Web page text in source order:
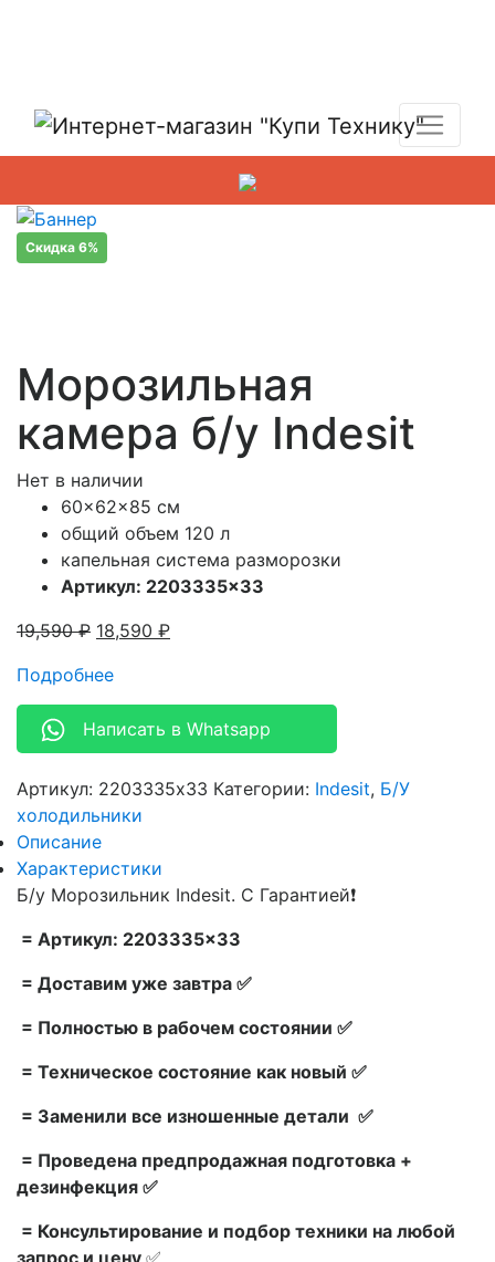
Скидка 6%
Морозильная
камера б/у Indesit
Нет в наличии
60x62x85 см
общий объем 120 л
капельная система разморозки
Артикул: 2203335×33
19,590₽ 18,590 ₽
Подробнее
Написать в Whatsapp
Артикул: 2203335x33 Категории: Indesit, Б/У
холодильники
Описание
Характеристики
Б/у Морозильник Indesit. С Гарантией❗
= Артикул: 2203335×33
= Доставим уже завтра ✅
= Полностью в рабочем состоянии ✅
= Техническое состояние как новый ✅
= Заменили все изношенные детали ✅
= Проведена предпродажная подготовка +
дезинфекция ✅
= Консультирование и подбор техники на любой